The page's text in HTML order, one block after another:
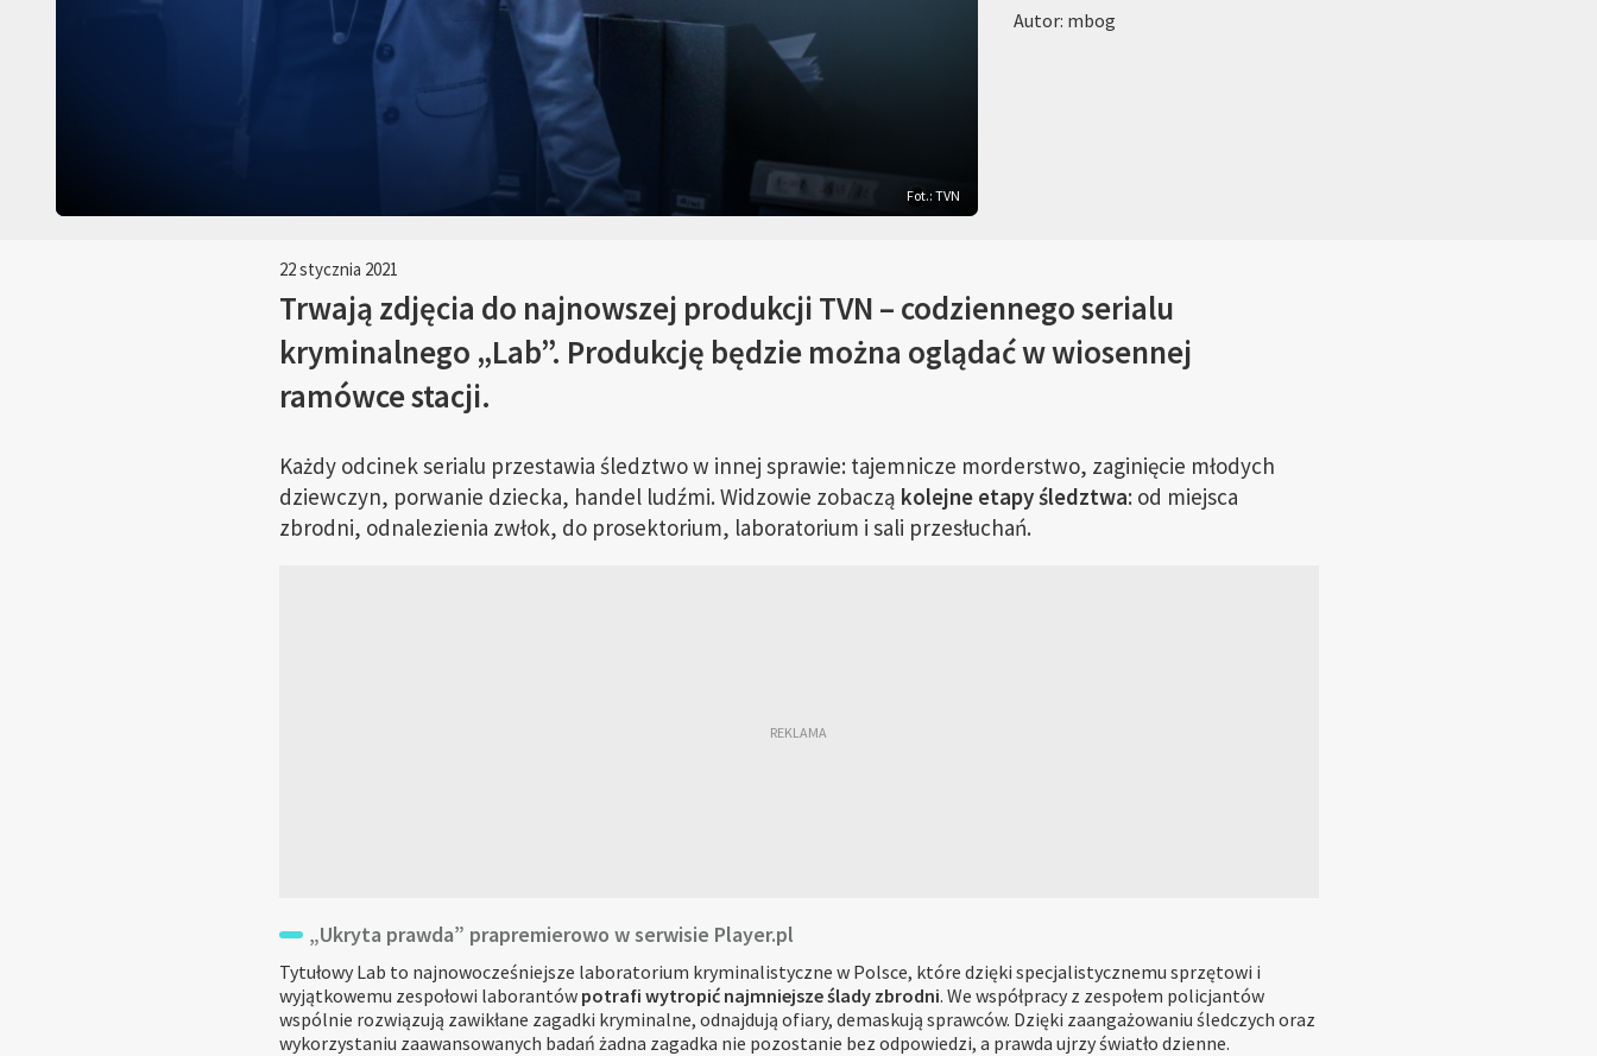
Autor: mbog
Fot.: TVN
22 stycznia 2021
Trwają zdjęcia do najnowszej produkcji TVN – codziennego serialu
kryminalnego „Lab”. Produkcję będzie można oglądać w wiosennej
ramówce stacji.
Każdy odcinek serialu przestawia śledztwo w innej sprawie: tajemnicze morderstwo, zaginięcie młodych
dziewczyn, porwanie dziecka, handel ludźmi. Widzowie zobaczą kolejne etapy śledztwa: od miejsca
zbrodni, odnalezienia zwłok, do prosektorium, laboratorium i sali przesłuchań.
„Ukryta prawda” prapremierowo w serwisie Player.pl
Tytułowy Lab to najnowocześniejsze laboratorium kryminalistyczne w Polsce, które dzięki specjalistycznemu sprzętowi i
wyjątkowemu zespołowi laborantów potrafi wytropić najmniejsze ślady zbrodni. We współpracy z zespołem policjantów
wspólnie rozwiązują zawikłane zagadki kryminalne, odnajdują ofiary, demaskują sprawców. Dzięki zaangażowaniu śledczych oraz
wykorzystaniu zaawansowanych badań żadna zagadka nie pozostanie bez odpowiedzi, a prawda ujrzy światło dzienne.